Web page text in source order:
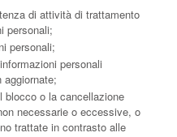
di attività di trattamento
personali;
personali;
personali
blocco o la cancellazione
necessarie o eccessive, o
trattate in contrasto alle